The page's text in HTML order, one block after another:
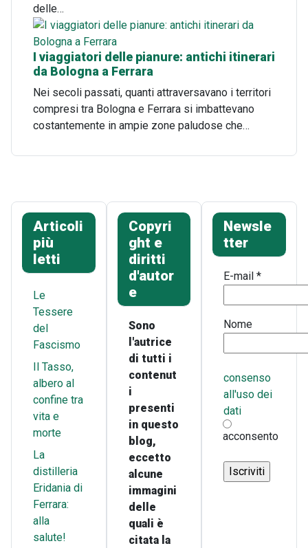
delle…
I viaggiatori delle pianure: antichi itinerari
da Bologna a Ferrara
Nei secoli passati, quanti attraversavano i territori
compresi tra Bologna e Ferrara si imbattevano
costantemente in ampie zone paludose che…
Articoli
più
letti
Le
Tessere
del
Fascismo
Il Tasso,
albero al
confine tra
vita e
morte
La
distilleria
Eridania di
Ferrara:
alla
salute!
Copyri
ght e
diritti
d'autor
e
Sono
l'autrice
di tutti i
contenut
i
presenti
in questo
blog,
eccetto
alcune
immagini
delle
quali è
citata la
Newsle
tter
E-mail*
Nome
consenso
all'uso dei
dati
acconsento